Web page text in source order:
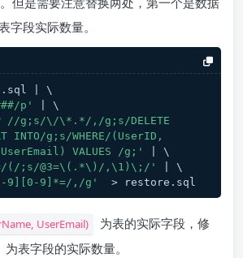
字段实际数量。
| \
p'
| \
//g;s/\/\*.*/,/g;s/DELETE
INTO/g;s/WHERE/(UserID,
UserEmail) VALUES /g;'
| \
(/;s/@3=\(.*\)/,\1)\;/'
| \
9][0-9]*=/,/g'
  > restore.sql
UserEmail)
为表的实际字段，修
为表字段的实际数量。